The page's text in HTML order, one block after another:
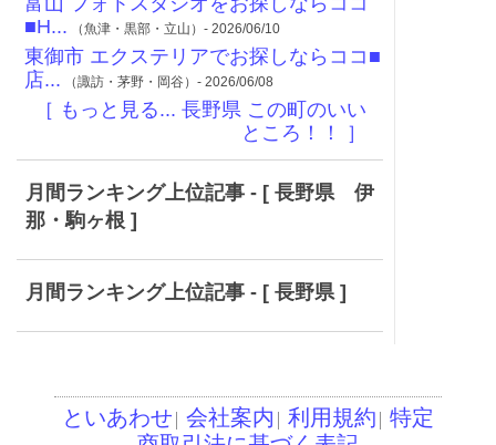
■H... （魚津・黒部・立山）- 2026/06/10
東御市 エクステリアでお探しならココ■
店... （諏訪・茅野・岡谷）- 2026/06/08
［ もっと見る... 長野県 この町のいい
ところ！！ ］
月間ランキング上位記事 - [ 長野県 伊
那・駒ヶ根 ]
月間ランキング上位記事 - [ 長野県 ]
といあわせ 会社案内 利用規約 特定